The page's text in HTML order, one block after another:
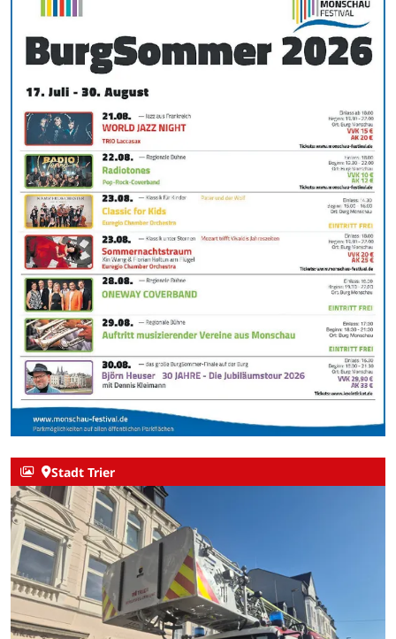
Stadt Trier